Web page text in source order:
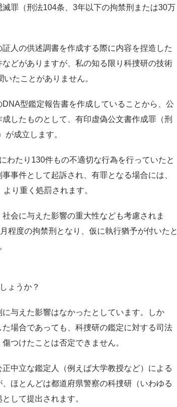
罪（刑法104条、3年以下の拘禁刑または30万
人の供述調書を作成する際に内容を捏造した
どがありますが、私の知る限り科捜研の技術
たことがありません。
型鑑定報告書を作成していることから、公
したものとして、有印虚偽公文書作成罪（刑
成立します。
わたり130件もの不適切な行為を行っていたと
事件として起訴され、有罪となる場合には、
り重く処罰されます。
会に与えた影響の重大性なども考慮されま
程度の拘禁刑となり、仮に執行猶予が付いたと
ょうか？
与えた影響はなかったとしています。しか
場合であっても、科捜研の鑑定に対する司法
つけたことは否定できません。
中立な鑑定人（例えば大学教授など）による
ほとんどは都道府県警察の科捜研（いわゆる
して提出されます。